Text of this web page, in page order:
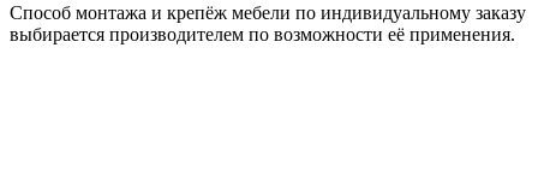
Способ монтажа и крепёж мебели по индивидуальному заказу
выбирается производителем по возможности её применения.